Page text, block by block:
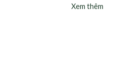
Xem thêm